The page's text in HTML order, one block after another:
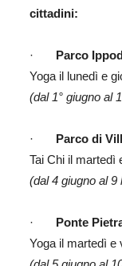
cittadini:
· Parco
Yoga il lunedì e
(dal 1° giugno al
· Parco di
Tai Chi il martedì
(dal 4 giugno al 9
· Ponte
Yoga il martedì e